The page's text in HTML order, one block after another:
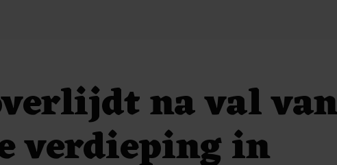
na val van
verdieping in